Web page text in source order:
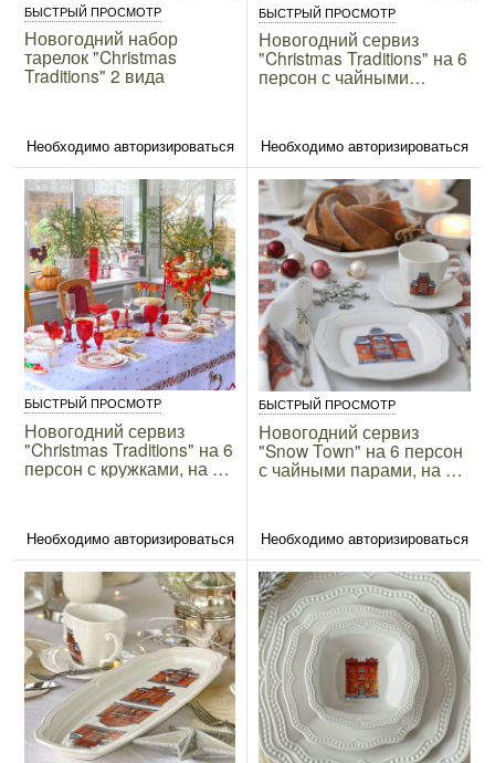
БЫСТРЫЙ ПРОСМОТР
Новогодний набор
тарелок "Christmas
Traditions" 2 вида
Необходимо авторизироваться
БЫСТРЫЙ ПРОСМОТР
Новогодний сервиз
"Christmas Traditions" на 6
персон с чайными
Необходимо авторизироваться
БЫСТРЫЙ ПРОСМОТР
Новогодний сервиз
"Christmas Traditions" на 6
персон с кружками, на 27
Необходимо авторизироваться
БЫСТРЫЙ ПРОСМОТР
Новогодний сервиз
"Snow Town" на 6 персон
с чайными парами, на 19
Необходимо авторизироваться